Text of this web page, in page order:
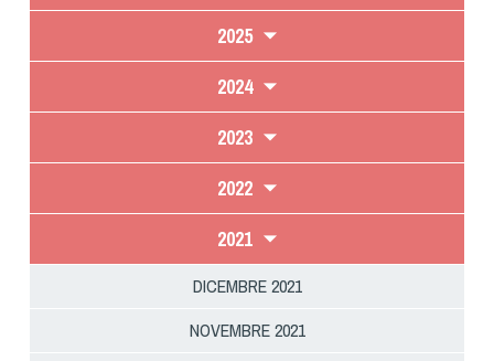
2025
2024
2023
2022
2021
DICEMBRE 2021
NOVEMBRE 2021